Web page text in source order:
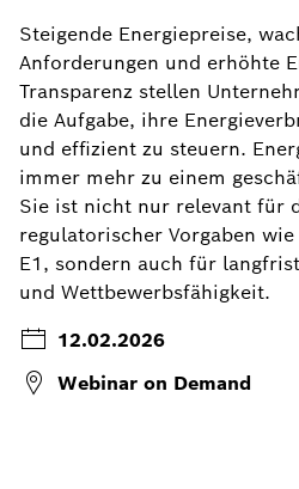
Steigende Energiepreise,
Anforderungen und erhöhte
Transparenz stellen
die Aufgabe, ihre
und effizient zu steuern.
immer mehr zu einem
Sie ist nicht nur relevant für
regulatorischer Vorgaben wie
E1, sondern auch für
und Wettbewerbsfähigkeit.
12.02.2026
Webinar on Demand